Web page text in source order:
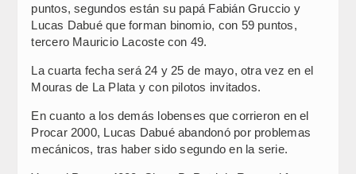
puntos, segundos están su papá Fabián Gruccio y
Lucas Dabué que forman binomio, con 59 puntos,
tercero Mauricio Lacoste con 49.
La cuarta fecha será 24 y 25 de mayo, otra vez en el
Mouras de La Plata y con pilotos invitados.
En cuanto a los demás lobenses que corrieron en el
Procar 2000, Lucas Dabué abandonó por problemas
mecánicos, tras haber sido segundo en la serie.